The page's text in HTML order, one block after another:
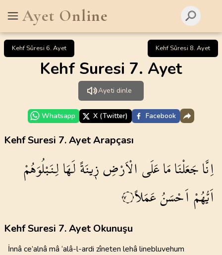
Ayet Online
Kehf Sûresi 6. Ayet Kehf Sûresi 8. Ayet
Kehf Suresi 7. Ayet
Ayeti dinle
Whatsapp X (Twitter) Facebook
Kehf Suresi 7. Ayet Arapçası
اِنَّاجَعَلْنَامَاعَلَىالْاَرْضِز۪ينَةًلَهَالِنَبْلُوَهُمْ
اَيُّهُمْاَحْسَنُعَمَلاً ٧
Kehf Suresi 7. Ayet Okunuşu
İnnâ ce’alnâ mâ ‘alâ-l-ardi zîneten lehâ linebluvehum